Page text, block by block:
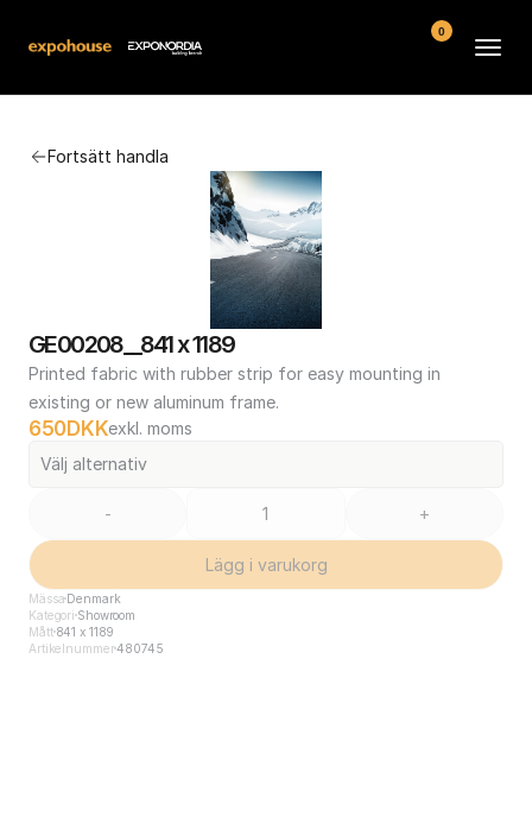
Fortsätt handla
GE00208__841 x 1189
Printed fabric with rubber strip for easy mounting in
existing or new aluminum frame.
650DKKexkl. moms
Välj alternativ
- +
Lägg i varukorg
Mässa Denmark
Kategori Showroom
Mått841 x 1189
Artikelnummer480745
Kontakt
Köpvillkor
0